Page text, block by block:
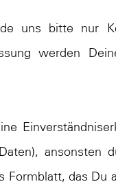
uns bitte nur
werden
ansonsten
das Du